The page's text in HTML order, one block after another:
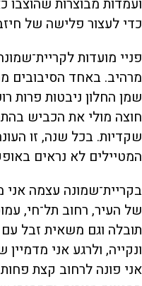
ועמדות מבוצרות
כדי לעצור פלישה של
פניי מועדות
מרהיב. באחד הסיבובים
שמן החלון ניבטות פרות
חוצה מולי את הכביש
שקדיות. בכל שנה, זו
המטיילים לא נראים
בקריית־שמונה עצמה
של העיר, רחוב תל־חי,
תובלה וגם משאית זבל
ונקייה, ולרגע אני
אני פונה לרחוב קצת